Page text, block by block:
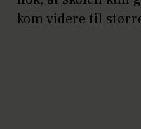
kom videre til